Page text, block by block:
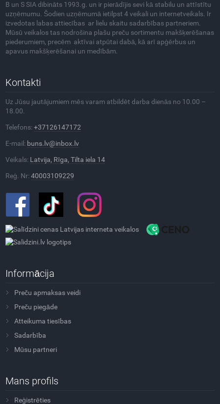
B un S SIA dibināts 1993.g. un ir pierādījis sevi kā stabilu un attīstītu
uzņēmumu. Šodien uzņēmumā ietilpst 4 veikali un internetveikals. Ir
izvedotas labas attiecības ar lielu skaitu sadarbības partneriem.
Mūsū veikalos tas nodrošina plašu preču sortimentu makšķerēšanas
piederumiem, precēm aktīvai atpūtai dabā, kā arī apģērbus un
apavus makšķerēšanai un medībām.
Kontakti
Uz Jūsu jautājumiem mēs varam atbildēt darba dienās no 10.00 –
18.00.
Telefons:+37126147172
E-mail: buns.lv@inbox.lv
Veikals: Latvija, Rīga, Tilta iela 14
Reģ. Nr:40003109229
Informācija
Preču apmaksas veidi
Preču piegāde
Atteikuma tiesības
Sadarbība
Mūsu partneri
Mans profils
Reģistrēties